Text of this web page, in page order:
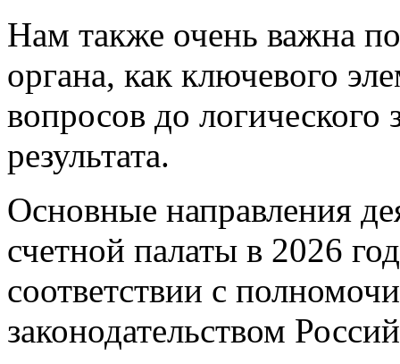
Нам также очень важна
органа, как ключевого
вопросов до логического
результата.
Основные направления
счетной палаты в 2026
соответствии с
законодательством